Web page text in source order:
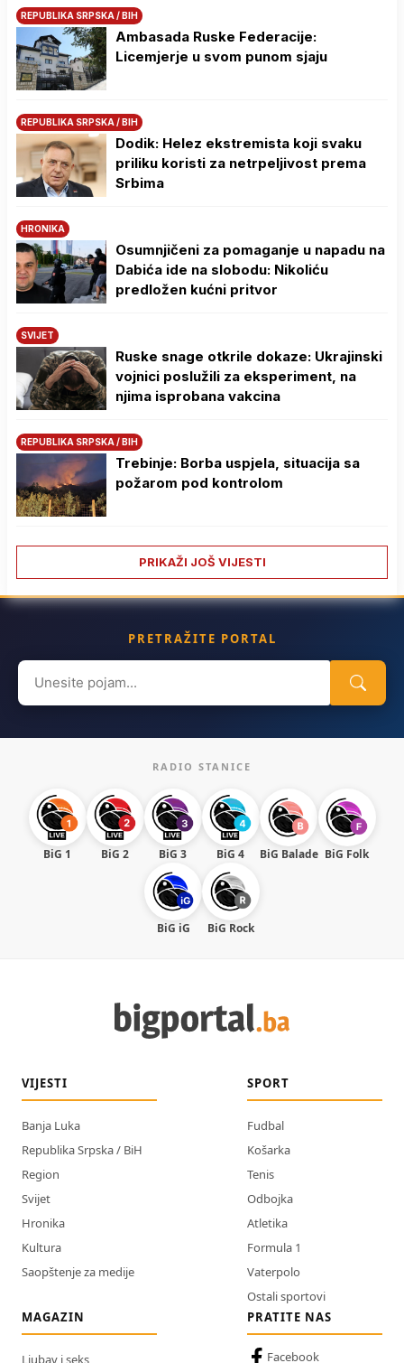
REPUBLIKA SRPSKA / BIH
Ambasada Ruske Federacije:
Licemjerje u svom punom sjaju
REPUBLIKA SRPSKA / BIH
Dodik: Helez ekstremista koji svaku
priliku koristi za netrpeljivost prema
Srbima
HRONIKA
Osumnjičeni za pomaganje u napadu na
Dabića ide na slobodu: Nikoliću
predložen kućni pritvor
SVIJET
Ruske snage otkrile dokaze: Ukrajinski
vojnici poslužili za eksperiment, na
njima isprobana vakcina
REPUBLIKA SRPSKA / BIH
Trebinje: Borba uspjela, situacija sa
požarom pod kontrolom
PRIKAŽI JOŠ VIJESTI
PRETRAŽITE PORTAL
Search
for:
RADIO STANICE
BiG 1 BiG 2 BiG 3 BiG 4 BiG Balade BiG Folk
BiG iG BiG Rock
VIJESTI
Banja Luka
Republika Srpska / BiH
Region
Svijet
Hronika
Kultura
Saopštenje za medije
SPORT
Fudbal
Košarka
Tenis
Odbojka
Atletika
Formula 1
Vaterpolo
Ostali sportovi
MAGAZIN
Ljubav i seks
PRATITE NAS
Facebook